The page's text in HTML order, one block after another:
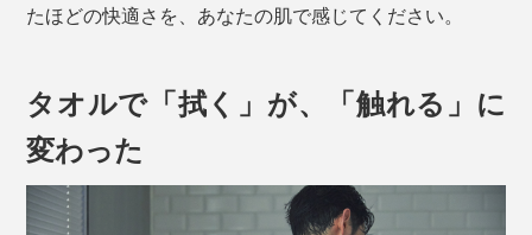
たほどの快適さを、あなたの肌で感じてください。
タオルで「拭く」が、「触れる」に
変わった